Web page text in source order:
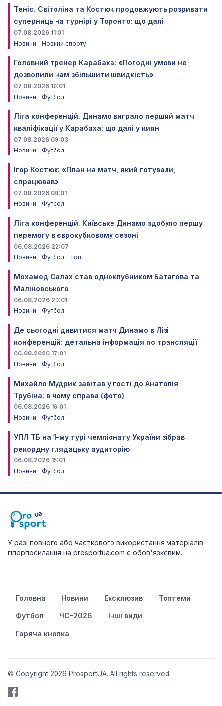
Теніс. Світоліна та Костюк продовжують розривати
суперниць на турнірі у Торонто: що далі
07.08.2026 11:01
Новини
Новини спорту
Головний тренер Карабаха: «Погодні умови не
дозволили нам збільшити швидкість»
07.08.2026 10:01
Новини
Футбол
Ліга конференцій. Динамо виграло перший матч
кваліфікації у Карабаха: що далі у киян
07.08.2026 09:03
Новини
Футбол
Ігор Костюк: «План на матч, який готували,
спрацював»
07.08.2026 08:01
Новини
Футбол
Ліга конференцій. Київське Динамо здобуло першу
перемогу в єврокубковому сезоні
06.08.2026 22:07
Новини
Футбол Топ
Мохамед Салах став одноклубником Батагова та
Маліновського
06.08.2026 20:01
Новини
Футбол
Де сьогодні дивитися матч Динамо в Лізі
конференцій: детальна інформація по трансляції
06.08.2026 17:01
Новини
Футбол
Михайло Мудрик завітав у гості до Анатолія
Трубіна: в чому справа (фото)
06.08.2026 16:01
Новини
Футбол
УПЛ ТБ на 1-му турі чемпіонату України зібрав
рекордну глядацьку аудиторію
06.08.2026 15:01
Новини
Футбол
У разі повного або часткового використання матеріалів
гіперпосилання на prosportua.com є обов'язковим.
Головна Новини Ексклюзив Топтеми
Футбол ЧС-2026 Інші види
Гаряча кнопка
© Copyright 2026 ProsportUA. All rights reserved.